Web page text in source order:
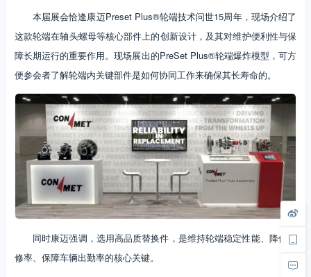
本届展会恰逢康迈Preset Plus®轮端技术问世15周年，现场介绍了
这款轮端在轴头螺母等核心部件上的创新设计，及其对维护便利性与保
障长期运行的重要作用。现场展出的PreSet Plus®轮端爆炸模型，可方
便参会者了解轮端内关键部件是如何协同工作来确保其长寿命的。
同时康迈强调，选用高品质替换件，是维持轮端稳定性能、降低返
修率、保障车辆出勤率的核心关键。